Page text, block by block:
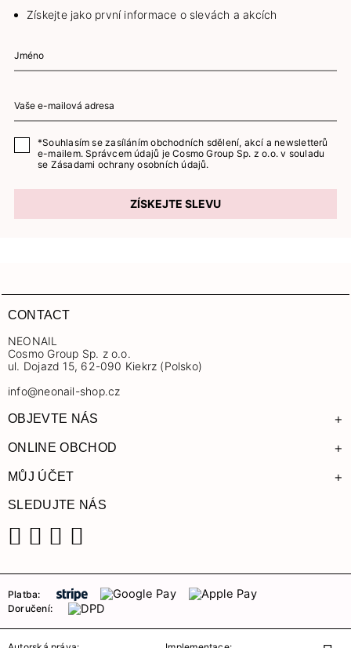
Získejte jako první informace o slevách a akcích
*Souhlasím se zasíláním obchodních sdělení, akcí a newsletterů
e-mailem. Správcem údajů je Cosmo Group Sp. z o.o. v souladu
se Zásadami ochrany osobních údajů.
ZÍSKEJTE SLEVU
CONTACT
NEONAIL
Cosmo Group Sp. z o.o.
ul. Dojazd 15, 62-090 Kiekrz (Polsko)
info@neonail-shop.cz
OBJEVTE NÁS +
ONLINE OBCHOD +
MŮJ ÚČET +
SLEDUJTE NÁS
Platba:
Doručení: